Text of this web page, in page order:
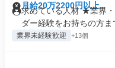
月給20万2200円以上
求めている人材 ★業界
ダー経験をお持ちの方ま
業界未経験歓迎 +13個